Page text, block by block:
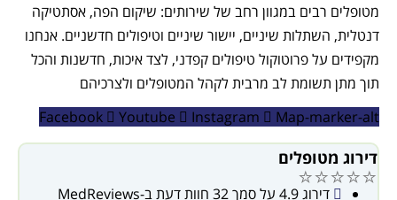
רבים במגוון רחב של שירותים: שיקום הפה, אסתטיקה
השתלות שיניים, יישור שיניים וטיפולים חדשניים. אנחנו
על פרוטוקול טיפולים קפדני, לצד איכות, חדשנות והכל
תשומת לב מרבית לקהל המטופלים ולצרכיהם
Facebook
Youtube Instagram Map-
מטופלים
דירוג 4.9 על סמך 32 חוות דעת ב-MedReviews